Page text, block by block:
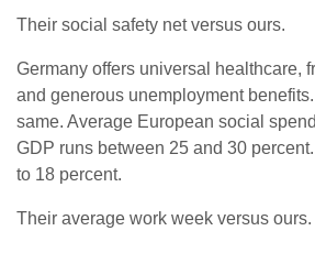
Their social safety net versus ours.
Germany offers universal healthcare,
and generous unemployment
same. Average European social
GDP runs between 25 and 30
to 18 percent.
Their average work week versus ours.